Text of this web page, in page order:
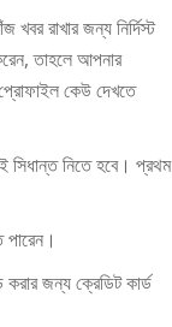
রাখার জন্য নির্দিস্ট
তাহলে আপনার
কেউ দেখতে
সিধান্ত নিতে হবে। প্রথম
জন্য ক্রেডিট কার্ড